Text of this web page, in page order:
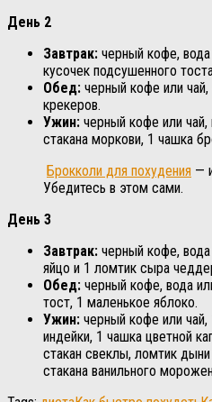
День 2
Завтрак: черный кофе, вода
кусочек подсушенного
Обед: черный кофе или
крекеров.
Ужин: черный кофе или
стакана моркови, 1 чашка
Брокколи для похудения —
Убедитесь в этом сами.
День 3
Завтрак: черный кофе,
яйцо и 1 ломтик сыра
Обед: черный кофе, вода
тост, 1 маленькое яблоко.
Ужин: черный кофе или
индейки, 1 чашка цветной
стакан свеклы, ломтик
стакана ванильного